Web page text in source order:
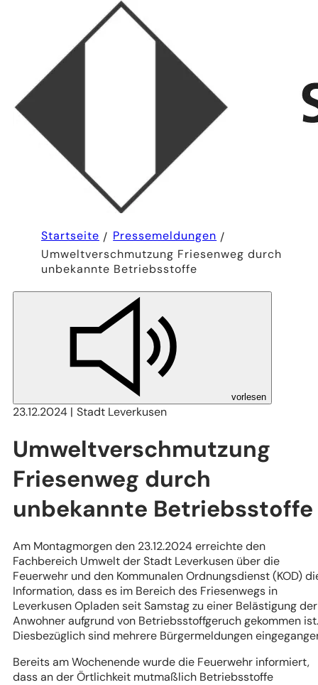
Startseite
Pressemeldungen
Umweltverschmutzung Friesenweg durch
unbekannte Betriebsstoffe
vorlesen
23.12.2024 Stadt Leverkusen
Umweltverschmutzung
Friesenweg durch
unbekannte Betriebsstoffe
Am Montagmorgen den 23.12.2024 erreichte den
Fachbereich Umwelt der Stadt Leverkusen über die
Feuerwehr und den Kommunalen Ordnungsdienst (KOD)
Information, dass es im Bereich des Friesenwegs in
Leverkusen Opladen seit Samstag zu einer Belästigung der
Anwohner aufgrund von Betriebsstoffgeruch gekommen ist.
Diesbezüglich sind mehrere Bürgermeldungen
Bereits am Wochenende wurde die Feuerwehr informiert,
dass an der Örtlichkeit mutmaßlich Betriebsstoffe